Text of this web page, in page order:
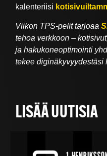
kalenteriisi
Viikon TPS-pelit tarjoaa
tehoa verkkoon –
ja hakukoneoptimointi
tekee diginäkyvyydestäsi
LISÄÄ UUTISIA